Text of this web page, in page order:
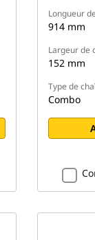
Longueur
914 mm
Largeur de
152 mm
Type de
Combo